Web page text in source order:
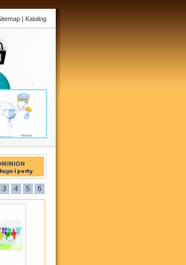
| Katalog
products
3 4 5 6